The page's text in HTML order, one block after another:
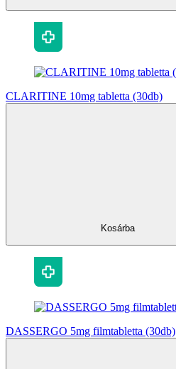
CLARITINE 10mg tabletta (30db)
Kosárba
DASSERGO 5mg filmtabletta (30db)